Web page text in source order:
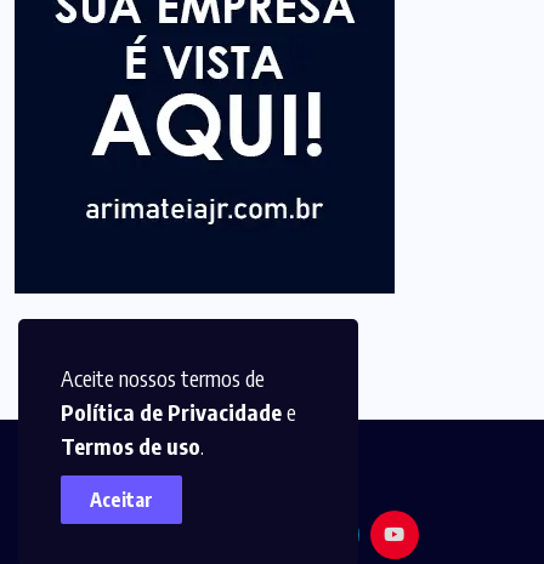
Aceite nossos termos de
Política de Privacidadee
Termos de uso.
Aceitar